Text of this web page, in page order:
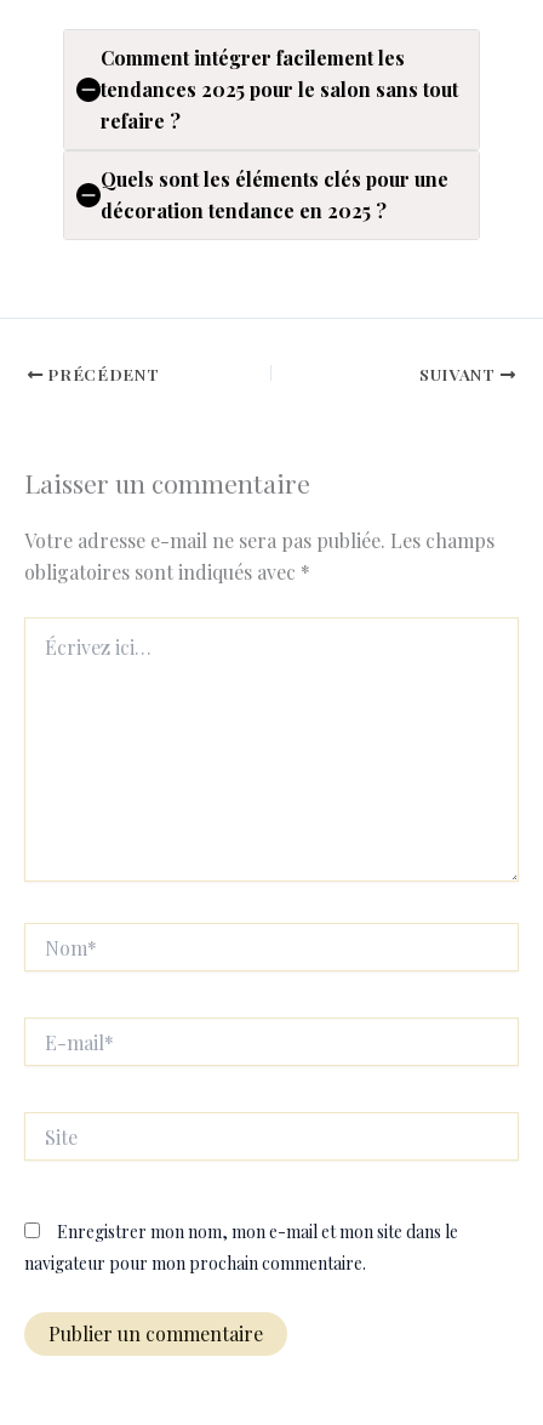
Comment intégrer facilement les
tendances 2025 pour le salon sans tout
refaire ?
Quels sont les éléments clés pour une
décoration tendance en 2025 ?
PRÉCÉDENT SUIVANT
Laisser un commentaire
Votre adresse e-mail ne sera pas publiée. Les champs
obligatoires sont indiqués avec *
ici…
mail*
Enregistrer mon nom, mon e-mail et mon site dans le
navigateur pour mon prochain commentaire.